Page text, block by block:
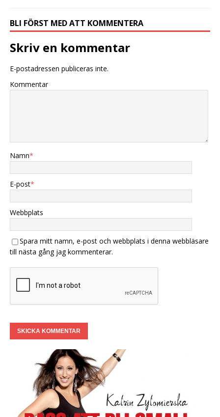
BLI FÖRST MED ATT KOMMENTERA
Skriv en kommentar
E-postadressen publiceras inte.
Kommentar
Namn*
E-post*
Webbplats
Spara mitt namn, e-post och webbplats i denna webbläsare
till nästa gång jag kommenterar.